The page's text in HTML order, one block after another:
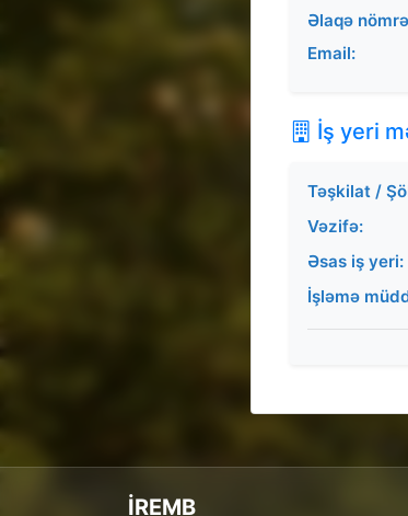
Əlaqə
Email:
İş yeri
Təşkilat /
Vəzifə:
Əsas iş yeri:
İşləmə
İREMB